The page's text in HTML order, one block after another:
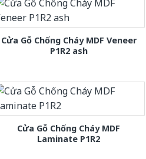
Cửa Gỗ Chống Cháy MDF Veneer
P1R2 ash
Cửa Gỗ Chống Cháy MDF
Laminate P1R2